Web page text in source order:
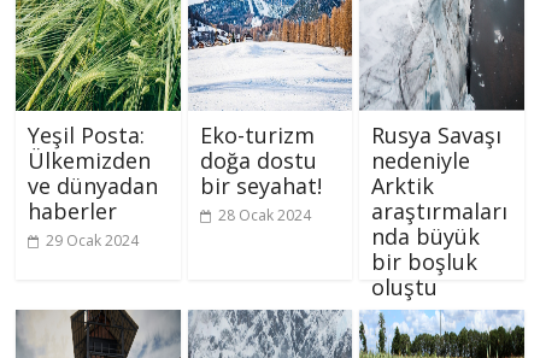
Yeşil Posta:
Ülkemizden
ve dünyadan
haberler
29 Ocak 2024
Eko-turizm
doğa dostu
bir seyahat!
28 Ocak 2024
Rusya Savaşı
nedeniyle
Arktik
araştırmaları
nda büyük
bir boşluk
oluştu
26 Ocak 2024